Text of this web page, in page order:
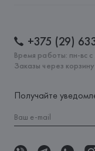
+375 (29)
Время работы: пн-вс
Заказы через
Получайте